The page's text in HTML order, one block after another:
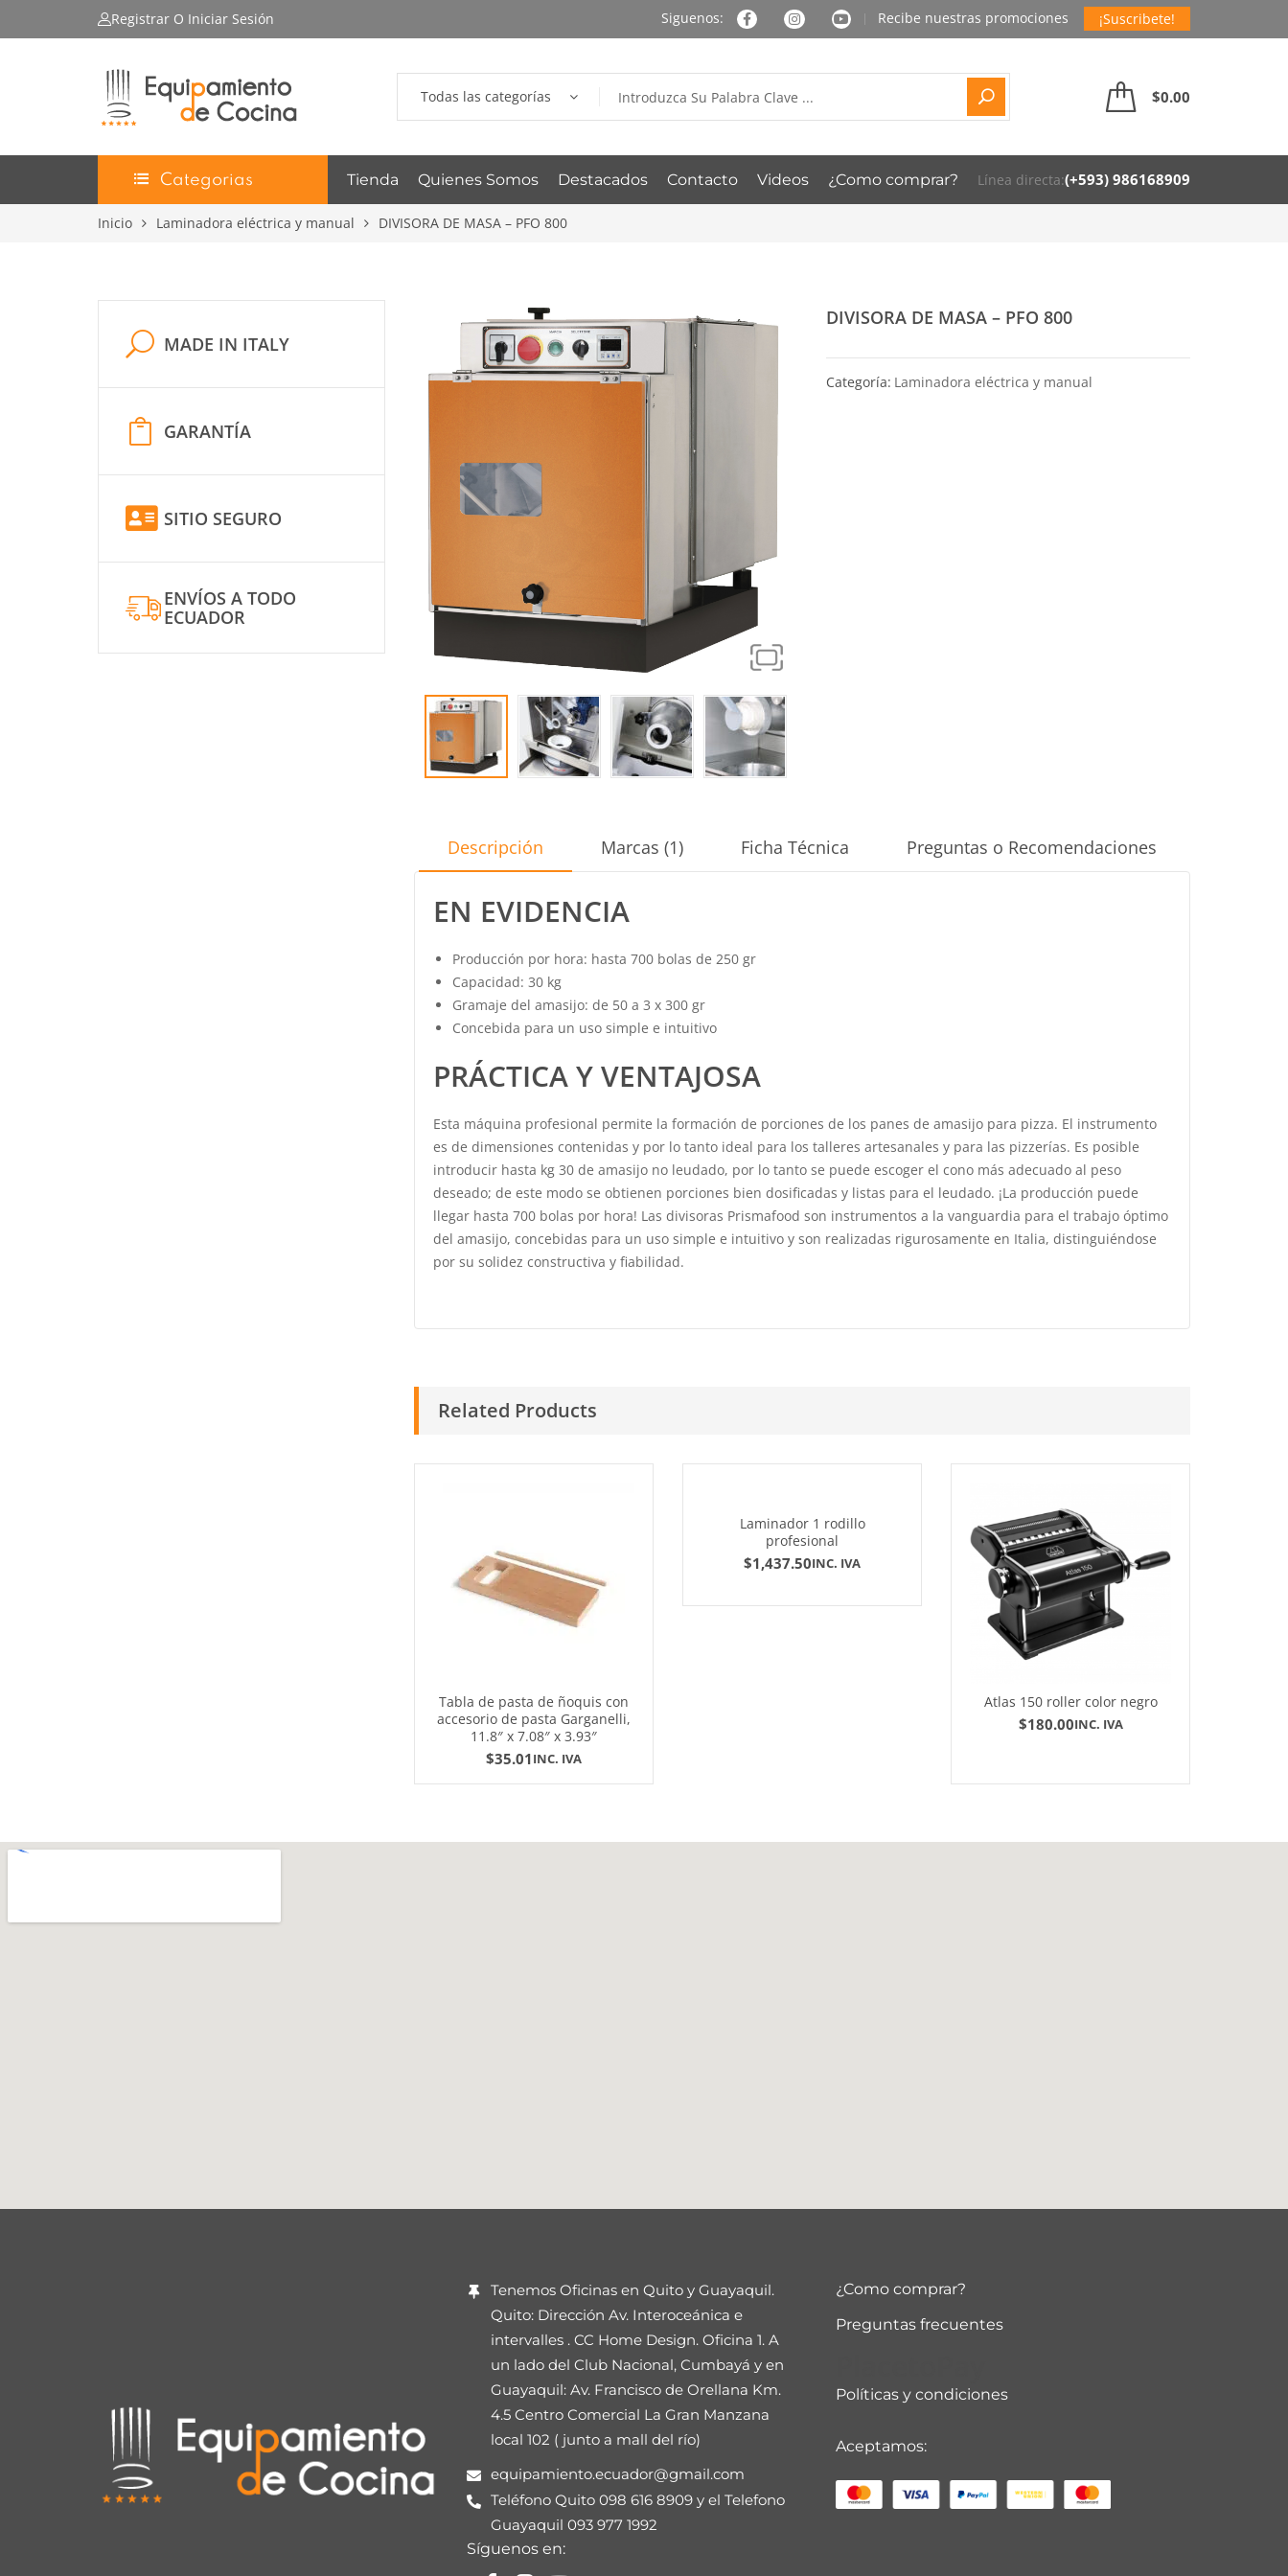
Registrar O Iniciar Sesión ¡Suscribete!
Todas las categorías $0.00
Categorias Tienda Quienes Somos Destacados Contacto Videos ¿Como comprar? Línea directa:(+593) 986168909
Inicio Laminadora eléctrica y manual DIVISORA DE MASA – PFO 800
DIVISORA DE MASA – PFO 800
Categoría: Laminadora eléctrica y manual
Descripción Marcas (1) Ficha Técnica Preguntas o Recomendaciones
EN EVIDENCIA
Producción por hora: hasta 700 bolas de 250 gr
Capacidad: 30 kg
Gramaje del amasijo: de 50 a 3 x 300 gr
Concebida para un uso simple e intuitivo
PRÁCTICA Y VENTAJOSA
Esta máquina profesional permite la formación de porciones de los panes de amasijo para pizza. El instrumento
es de dimensiones contenidas y por lo tanto ideal para los talleres artesanales y para las pizzerías. Es posible
introducir hasta kg 30 de amasijo no leudado, por lo tanto se puede escoger el cono más adecuado al peso
deseado; de este modo se obtienen porciones bien dosificadas y listas para el leudado. ¡La producción puede
llegar hasta 700 bolas por hora! Las divisoras Prismafood son instrumentos a la vanguardia para el trabajo óptimo
del amasijo, concebidas para un uso simple e intuitivo y son realizadas rigurosamente en Italia, distinguiéndose
por su solidez constructiva y fiabilidad.
Related Products
Tabla de pasta de ñoquis con
accesorio de pasta Garganelli,
11.8″ x 7.08″ x 3.93″
$35.01INC. IVA
Laminador 1 rodillo
profesional
$1,437.50INC. IVA
Atlas 150 roller color negro
$180.00INC. IVA
MADE IN ITALY
GARANTÍA
SITIO SEGURO
ENVÍOS A TODO
ECUADOR
Tenemos Oficinas en Quito y Guayaquil.
Quito: Dirección Av. Interoceánica e
intervalles . CC Home Design. Oficina 1. A
un lado del Club Nacional, Cumbayá y en
Guayaquil: Av. Francisco de Orellana Km.
4.5 Centro Comercial La Gran Manzana
local 102 ( junto a mall del río)
equipamiento.ecuador@gmail.com
Teléfono Quito 098 616 8909 y el Telefono
Guayaquil 093 977 1992
Síguenos en:
¿Como comprar?
Preguntas frecuentes
Políticas y condiciones
Aceptamos: